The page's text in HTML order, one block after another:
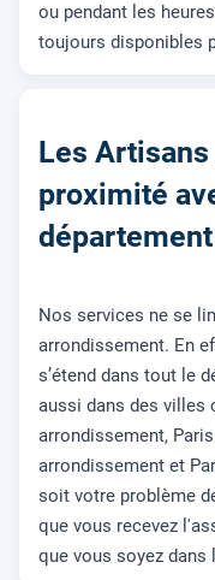
ou pendant les
toujours disponibles
Les Artisans
proximité
département
Nos services ne se
arrondissement. En
s’étend dans tout le
aussi dans des villes
arrondissement,
arrondissement et
soit votre problème
que vous recevez
que vous soyez dans